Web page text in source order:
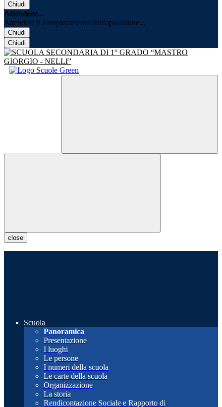
Chiudi
Attendere...
Attendere il completamento dell'operazione...
Chiudi
Chiudi
close
Scuola
Panoramica
Presentazione
I luoghi
Le persone
I numeri della scuola
Le carte della scuola
Organizzazione
La storia
Rendicontazione Sociale e Rapporto di